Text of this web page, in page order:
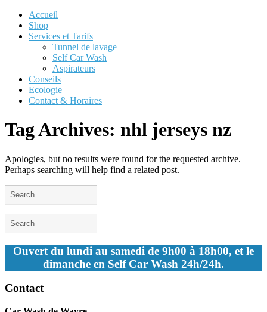
Accueil
Shop
Services et Tarifs
Tunnel de lavage
Self Car Wash
Aspirateurs
Conseils
Ecologie
Contact & Horaires
Tag Archives: nhl jerseys nz
Apologies, but no results were found for the requested archive.
Perhaps searching will help find a related post.
Ouvert du lundi au samedi de 9h00 à 18h00, et le
dimanche en Self Car Wash 24h/24h.
Contact